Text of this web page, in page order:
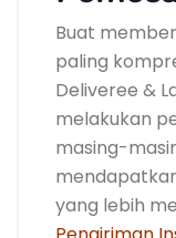
Buat
paling
Deliveree &
melakukan
masing-
yang lebih